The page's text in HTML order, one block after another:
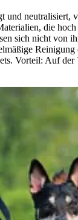
die
sich nicht von
Vorteil: Auf